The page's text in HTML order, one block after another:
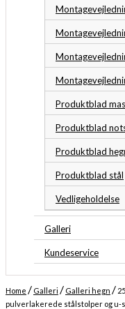
Produktblad
Produktblad
Produktblad
Produktblad stål
Vedligeholdelse
Galleri
Kundeservice
Home / Galleri / Galleri hegn /
pulverlakerede stålstolper og u-